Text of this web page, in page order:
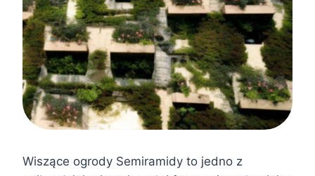
Wiszące ogrody Semiramidy to jedno z